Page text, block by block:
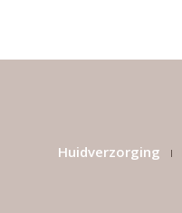
Huidverzorging